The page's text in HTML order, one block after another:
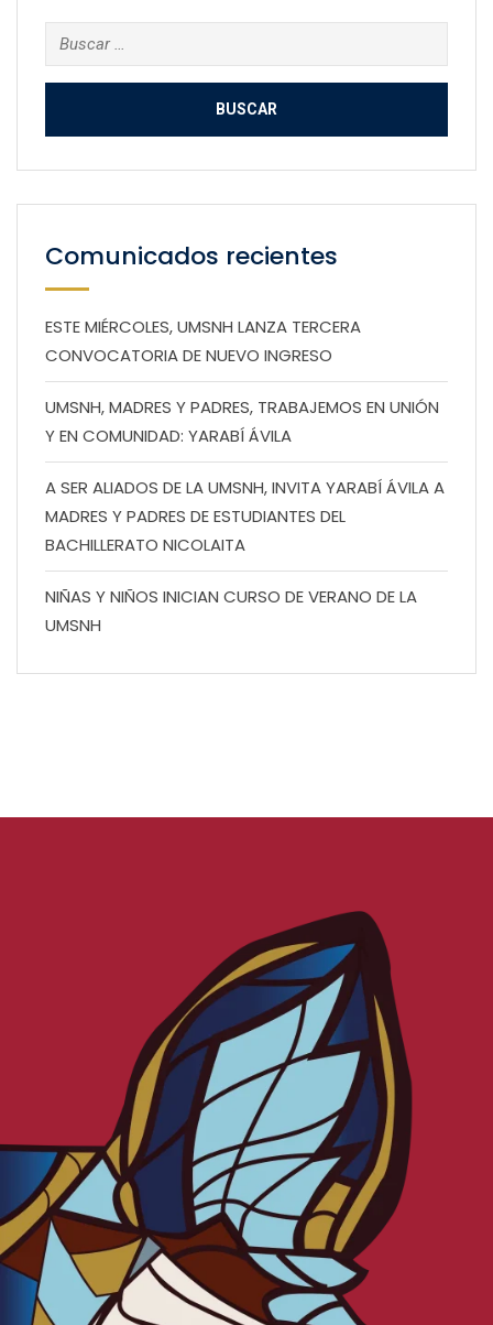
Buscar:
Comunicados recientes
ESTE MIÉRCOLES, UMSNH LANZA TERCERA
CONVOCATORIA DE NUEVO INGRESO
UMSNH, MADRES Y PADRES, TRABAJEMOS EN UNIÓN
Y EN COMUNIDAD: YARABÍ ÁVILA
A SER ALIADOS DE LA UMSNH, INVITA YARABÍ ÁVILA A
MADRES Y PADRES DE ESTUDIANTES DEL
BACHILLERATO NICOLAITA
NIÑAS Y NIÑOS INICIAN CURSO DE VERANO DE LA
UMSNH